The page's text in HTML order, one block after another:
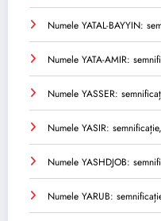
Numele YATAL-BAYYIN:
Numele YATA-AMIR:
Numele YASSER:
Numele YASIR:
Numele YASHDJOB:
Numele YARUB: